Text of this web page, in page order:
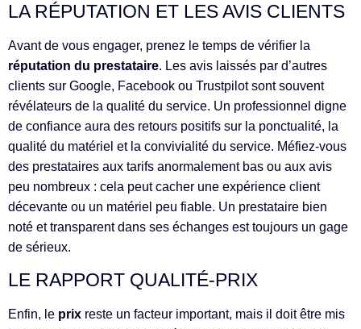
LA RÉPUTATION ET LES AVIS CLIENTS
Avant de vous engager, prenez le temps de vérifier la
réputation du prestataire. Les avis laissés par d’autres
clients sur Google, Facebook ou Trustpilot sont souvent
révélateurs de la qualité du service. Un professionnel digne
de confiance aura des retours positifs sur la ponctualité, la
qualité du matériel et la convivialité du service. Méfiez-vous
des prestataires aux tarifs anormalement bas ou aux avis
peu nombreux : cela peut cacher une expérience client
décevante ou un matériel peu fiable. Un prestataire bien
noté et transparent dans ses échanges est toujours un gage
de sérieux.
LE RAPPORT QUALITÉ-PRIX
Enfin, le prix reste un facteur important, mais il doit être mis